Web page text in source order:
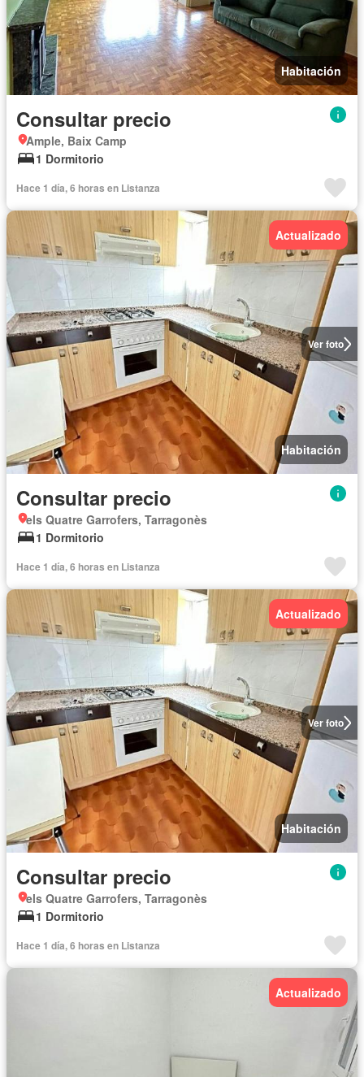
Habitación
Consultar precio
Ample, Baix Camp
1 Dormitorio
Hace 1 día, 6 horas en Listanza
Ver foto
Actualizado
Habitación
Consultar precio
els Quatre Garrofers, Tarragonès
1 Dormitorio
Hace 1 día, 6 horas en Listanza
Ver foto
Actualizado
Habitación
Consultar precio
els Quatre Garrofers, Tarragonès
1 Dormitorio
Hace 1 día, 6 horas en Listanza
Actualizado